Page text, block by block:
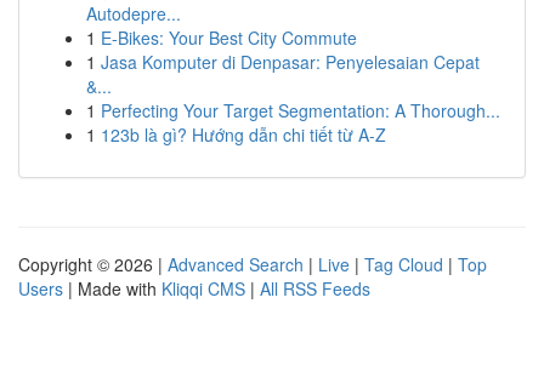
Autodepre...
1 E-Bikes: Your Best City Commute
1 Jasa Komputer di Denpasar: Penyelesaian Cepat
&...
1 Perfecting Your Target Segmentation: A Thorough...
1 123b là gì? Hướng dẫn chi tiết từ A-Z
Copyright © 2026 | Advanced Search | Live | Tag Cloud | Top
Users | Made with Kliqqi CMS | All RSS Feeds